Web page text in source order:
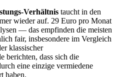
Verhältnis taucht in den
wieder auf. 29 Euro pro Monat
— das empfinden die meisten
fair, insbesondere im Vergleich
klassischer
berichten, dass sich die
eine einzige vermiedene
haben.